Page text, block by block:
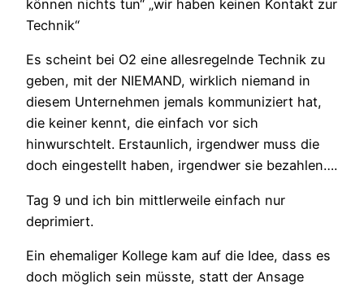
können nichts tun“ „wir haben keinen Kontakt zur
Technik“
Es scheint bei O2 eine allesregelnde Technik zu
geben, mit der NIEMAND, wirklich niemand in
diesem Unternehmen jemals kommuniziert hat,
die keiner kennt, die einfach vor sich
hinwurschtelt. Erstaunlich, irgendwer muss die
doch eingestellt haben, irgendwer sie bezahlen….
Tag 9 und ich bin mittlerweile einfach nur
deprimiert.
Ein ehemaliger Kollege kam auf die Idee, dass es
doch möglich sein müsste, statt der Ansage